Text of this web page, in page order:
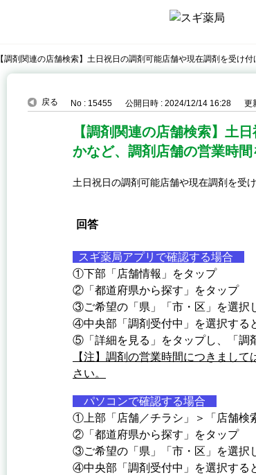
【調剤関連の店舗検索】土日祝日の調剤可能店舗や現在調剤を受け
戻る No : 15455 公開日時 : 2024/12/14 16:28 更
【調剤関連の店舗検索】土
かなど、調剤店舗の営業時間
土日祝日の調剤可能店舗や現在調剤を受
回答
スギ薬局アプリで確認する場合
①下部「店舗情報」をタップ
②「都道府県から探す」をタップ
③ご希望の「県」「市・区」を選択
④中央部「調剤受付中」を選択する
⑤「詳細を見る」をタップし、「調
【注】調剤の営業時間につきまし
さい。
パソコンで確認する場合
①上部「店舗／チラシ」＞「店舗検
②「都道府県から探す」をタップ
③ご希望の「県」「市・区」を選択
④中央部「調剤受付中」を選択する